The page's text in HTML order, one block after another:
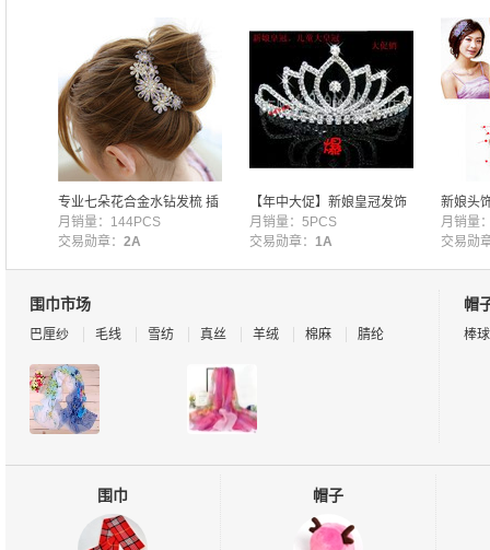
专业七朵花合金水钻发梳 插
梳 爆款太阳花发夹 头饰 新
娘盘发发饰
月销量：144PCS
交易勋章： 2A
【年中大促】新娘皇冠发饰
水钻儿童皇冠大号表演头饰
儿童饰品
月销量：5PCS
交易勋章： 1A
新娘头
表演演
TS0050
月销量
交易勋
围巾市场
巴厘纱 毛线 雪纺 真丝 羊绒 棉麻 腈纶
帽
棒
围巾 帽子